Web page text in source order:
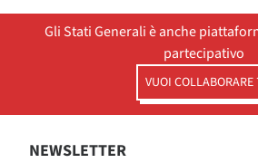
Gli Stati Generali è anche
partecipativo
VUOI COLLABORARE
NEWSLETTER